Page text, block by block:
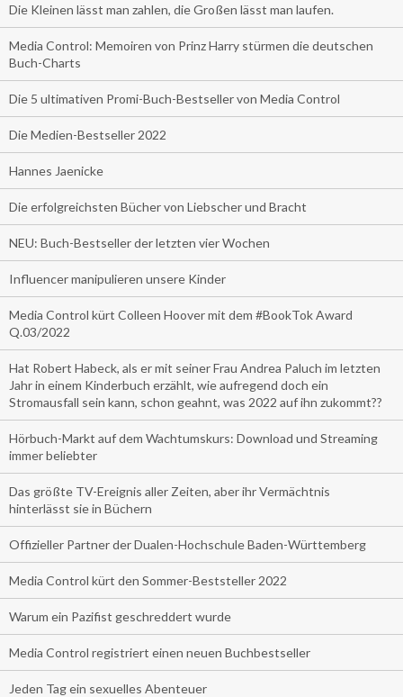
Die Kleinen lässt man zahlen, die Großen lässt man laufen.
Media Control: Memoiren von Prinz Harry stürmen die deutschen
Buch-Charts
Die 5 ultimativen Promi-Buch-Bestseller von Media Control
Die Medien-Bestseller 2022
Hannes Jaenicke
Die erfolgreichsten Bücher von Liebscher und Bracht
NEU: Buch-Bestseller der letzten vier Wochen
Influencer manipulieren unsere Kinder
Media Control kürt Colleen Hoover mit dem #BookTok Award
Q.03/2022
Hat Robert Habeck, als er mit seiner Frau Andrea Paluch im letzten
Jahr in einem Kinderbuch erzählt, wie aufregend doch ein
Stromausfall sein kann, schon geahnt, was 2022 auf ihn zukommt??
Hörbuch-Markt auf dem Wachtumskurs: Download und Streaming
immer beliebter
Das größte TV-Ereignis aller Zeiten, aber ihr Vermächtnis
hinterlässt sie in Büchern
Offizieller Partner der Dualen-Hochschule Baden-Württemberg
Media Control kürt den Sommer-Beststeller 2022
Warum ein Pazifist geschreddert wurde
Media Control registriert einen neuen Buchbestseller
Jeden Tag ein sexuelles Abenteuer